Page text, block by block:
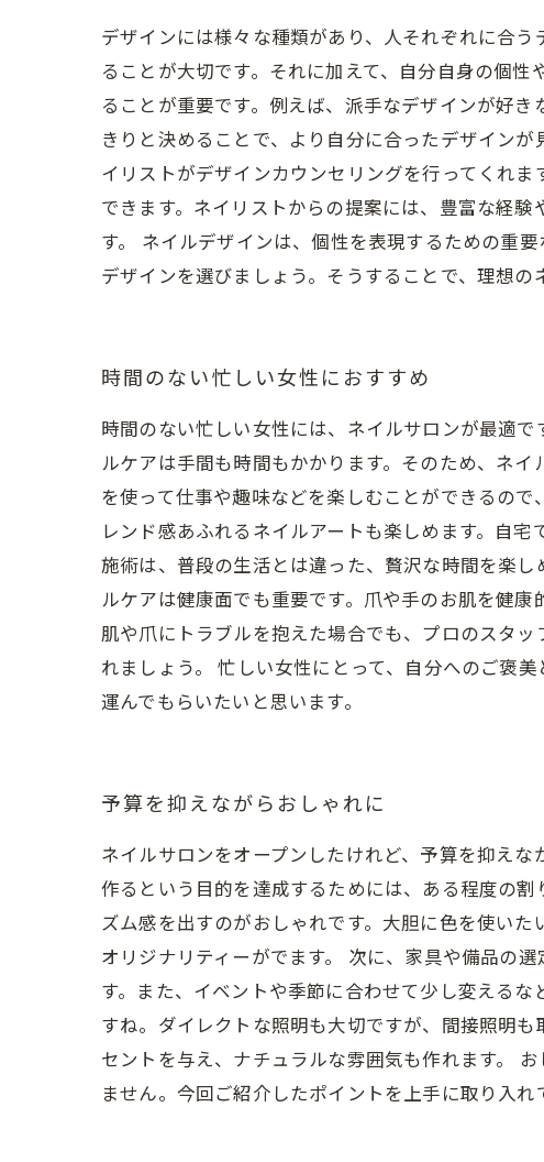
デザインには様々な種類があり、人それぞれに合
ることが大切です。それに加えて、自分自身の個
ることが重要です。例えば、派手なデザインが好
きりと決めることで、より自分に合ったデザイン
イリストがデザインカウンセリングを行ってくれ
できます。ネイリストからの提案には、豊富な経
す。 ネイルデザインは、個性を表現するための重
デザインを選びましょう。そうすることで、理想の
時間のない忙しい女性におすすめ
時間のない忙しい女性には、ネイルサロンが最適
ルケアは手間も時間もかかります。そのため、ネ
を使って仕事や趣味などを楽しむことができるの
レンド感あふれるネイルアートも楽しめます。自
施術は、普段の生活とは違った、贅沢な時間を楽
ルケアは健康面でも重要です。爪や手のお肌を健
肌や爪にトラブルを抱えた場合でも、プロのスタ
れましょう。 忙しい女性にとって、自分へのご褒
運んでもらいたいと思います。
予算を抑えながらおしゃれに
ネイルサロンをオープンしたけれど、予算を抑え
作るという目的を達成するためには、ある程度の
ズム感を出すのがおしゃれです。大胆に色を使い
オリジナリティーがでます。 次に、家具や備品の
す。また、イベントや季節に合わせて少し変える
すね。ダイレクトな照明も大切ですが、間接照明
セントを与え、ナチュラルな雰囲気も作れます。
ません。今回ご紹介したポイントを上手に取り入れ